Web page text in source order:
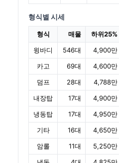
형식별 시세
형식 매물 하위25%
윙바디
546대 4,900만
카고
69대 4,600만
덤프
28대 4,788만
내장탑
17대 4,900만
냉동탑
17대 4,950만
기타
16대 4,650만
암롤
11대 5,250만